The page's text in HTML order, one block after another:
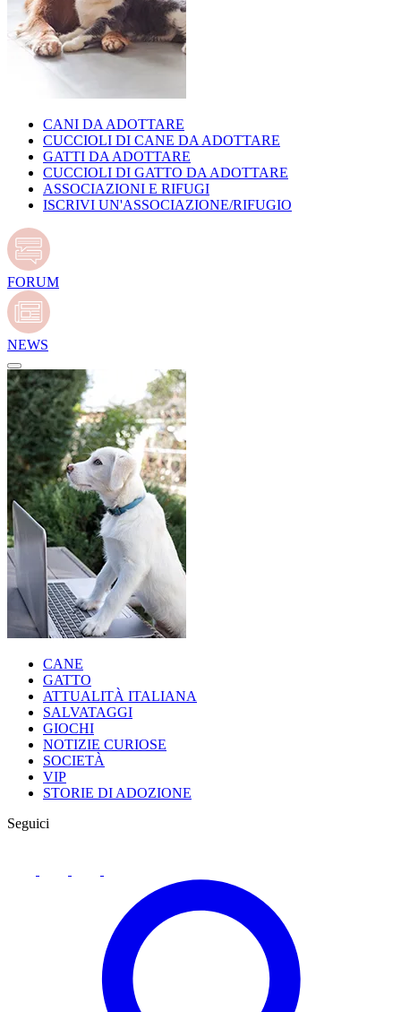
CANI DA ADOTTARE
CUCCIOLI DI CANE DA ADOTTARE
GATTI DA ADOTTARE
CUCCIOLI DI GATTO DA ADOTTARE
ASSOCIAZIONI E RIFUGI
ISCRIVI UN'ASSOCIAZIONE/RIFUGIO
FORUM
NEWS
CANE
GATTO
ATTUALITÀ ITALIANA
SALVATAGGI
GIOCHI
NOTIZIE CURIOSE
SOCIETÀ
VIP
STORIE DI ADOZIONE
Seguici